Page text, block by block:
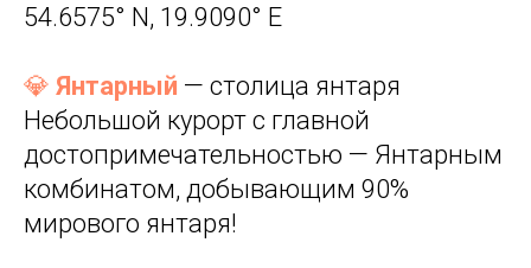
54.6575° N, 19.9090° E
💎 Янтарный — столица янтаря
Небольшой курорт с главной
достопримечательностью — Янтарным
комбинатом, добывающим 90%
мирового янтаря!